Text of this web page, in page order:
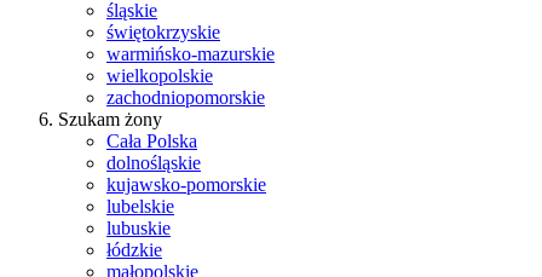
śląskie
świętokrzyskie
warmińsko-mazurskie
wielkopolskie
zachodniopomorskie
Szukam żony
Cała Polska
dolnośląskie
kujawsko-pomorskie
lubelskie
lubuskie
łódzkie
małopolskie